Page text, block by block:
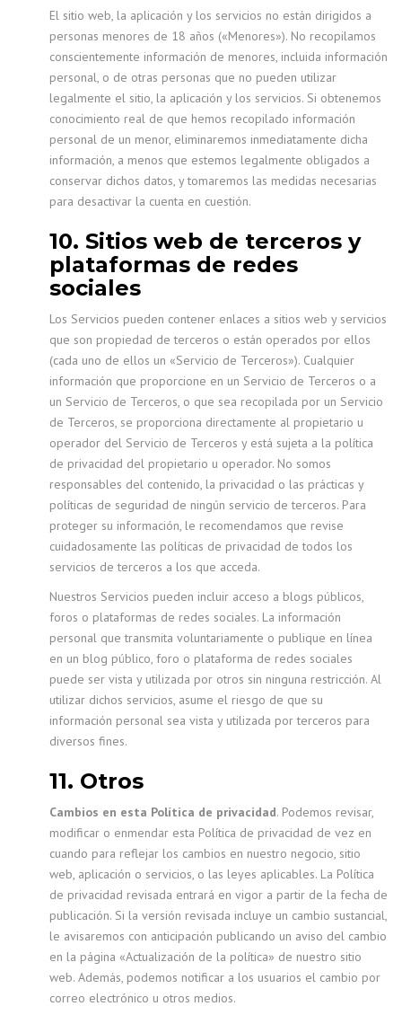
El sitio web, la aplicación y los servicios no están dirigidos a
personas menores de 18 años («Menores»). No recopilamos
conscientemente información de menores, incluida información
personal, o de otras personas que no pueden utilizar
legalmente el sitio, la aplicación y los servicios. Si obtenemos
conocimiento real de que hemos recopilado información
personal de un menor, eliminaremos inmediatamente dicha
información, a menos que estemos legalmente obligados a
conservar dichos datos, y tomaremos las medidas necesarias
para desactivar la cuenta en cuestión.
10. Sitios web de terceros y
plataformas de redes
sociales
Los Servicios pueden contener enlaces a sitios web y servicios
que son propiedad de terceros o están operados por ellos
(cada uno de ellos un «Servicio de Terceros»). Cualquier
información que proporcione en un Servicio de Terceros o a
un Servicio de Terceros, o que sea recopilada por un Servicio
de Terceros, se proporciona directamente al propietario u
operador del Servicio de Terceros y está sujeta a la política
de privacidad del propietario u operador. No somos
responsables del contenido, la privacidad o las prácticas y
políticas de seguridad de ningún servicio de terceros. Para
proteger su información, le recomendamos que revise
cuidadosamente las políticas de privacidad de todos los
servicios de terceros a los que acceda.
Nuestros Servicios pueden incluir acceso a blogs públicos,
foros o plataformas de redes sociales. La información
personal que transmita voluntariamente o publique en línea
en un blog público, foro o plataforma de redes sociales
puede ser vista y utilizada por otros sin ninguna restricción. Al
utilizar dichos servicios, asume el riesgo de que su
información personal sea vista y utilizada por terceros para
diversos fines.
11. Otros
Cambios en esta Política de privacidad. Podemos revisar,
modificar o enmendar esta Política de privacidad de vez en
cuando para reflejar los cambios en nuestro negocio, sitio
web, aplicación o servicios, o las leyes aplicables. La Política
de privacidad revisada entrará en vigor a partir de la fecha de
publicación. Si la versión revisada incluye un cambio sustancial,
le avisaremos con anticipación publicando un aviso del cambio
en la página «Actualización de la política» de nuestro sitio
web. Además, podemos notificar a los usuarios el cambio por
correo electrónico u otros medios.